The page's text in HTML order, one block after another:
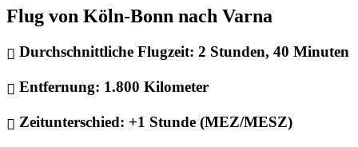
Flug von Köln-Bonn nach Varna
Durchschnittliche Flugzeit: 2 Stunden, 40 Minuten
Entfernung: 1.800 Kilometer
Zeitunterschied: +1 Stunde (MEZ/MESZ)